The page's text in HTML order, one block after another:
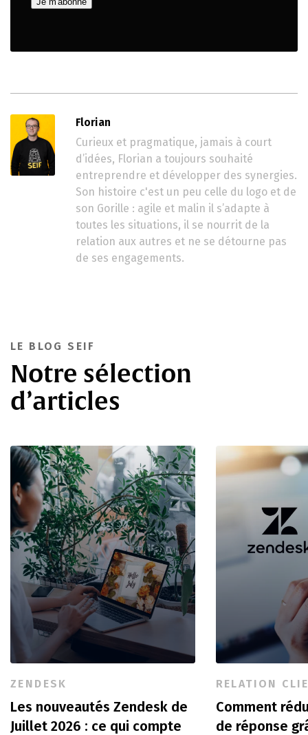
Florian
Curieux et pragmatique, jamais à court
d’idées, Florian a toujours souhaité
entreprendre et développer des synergies.
Son histoire c'est un peu celle du logo et de
son Gorille : agile et malin il s’adapte à
toutes les situations, il se nourrit de la
relation aux autres et ne se détourne pas
de ses engagements.
LE BLOG SEIF
Notre sélection
d’articles
ZENDESK
Les nouveautés Zendesk de
Juillet 2026 : ce qui compte
RELATION
Comment
de réponse